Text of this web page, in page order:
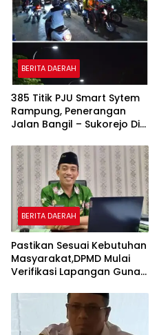
BERITA DAERAH
385 Titik PJU Smart Sytem
Rampung, Penerangan
Jalan Bangil – Sukorejo Di
BERITA DAERAH
Pastikan Sesuai Kebutuhan
Masyarakat,DPMD Mulai
Verifikasi Lapangan Guna